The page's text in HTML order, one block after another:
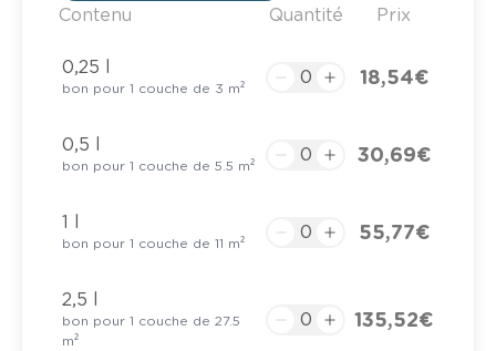
Contenu Quantité Prix
0,25 l
bon pour 1 couche de 3 m² 18,54 €
0,5 l
bon pour 1 couche de 5.5 m² 30,69 €
1 l
bon pour 1 couche de 11 m² 55,77 €
2,5 l
bon pour 1 couche de 27.5
m²
135,52 €